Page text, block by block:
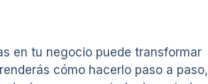
en tu negocio puede transformar
cómo hacerlo paso a paso,